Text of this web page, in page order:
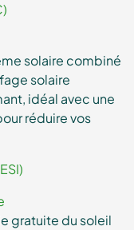
solaire combiné
solaire
idéal avec une
réduire vos
gratuite du soleil